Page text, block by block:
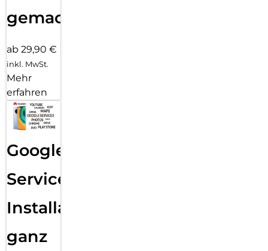
gemacht!
ab 29,90 €
inkl. MwSt.
Mehr
erfahren
Google
Services
Installation
ganz